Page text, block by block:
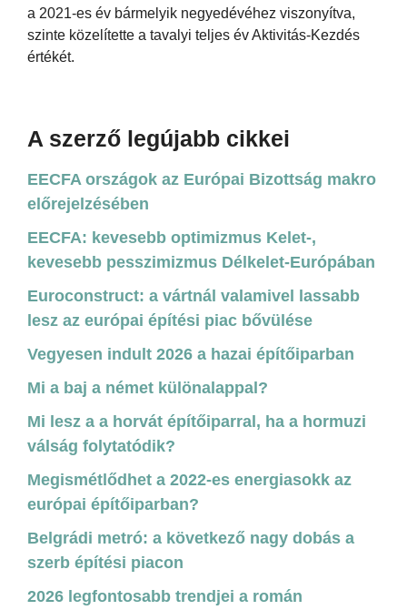
a 2021-es év bármelyik negyedévéhez viszonyítva,
szinte közelítette a tavalyi teljes év Aktivitás-Kezdés
értékét.
A szerző legújabb cikkei
EECFA országok az Európai Bizottság makro
előrejelzésében
EECFA: kevesebb optimizmus Kelet-,
kevesebb pesszimizmus Délkelet-Európában
Euroconstruct: a vártnál valamivel lassabb
lesz az európai építési piac bővülése
Vegyesen indult 2026 a hazai építőiparban
Mi a baj a német különalappal?
Mi lesz a a horvát építőiparral, ha a hormuzi
válság folytatódik?
Megismétlődhet a 2022-es energiasokk az
európai építőiparban?
Belgrádi metró: a következő nagy dobás a
szerb építési piacon
2026 legfontosabb trendjei a román